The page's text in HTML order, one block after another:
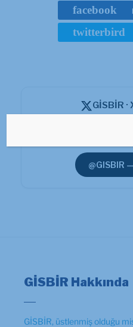
facebook
twitterbird
GİSBİR
@GISBIR
GİSBİR Hakkında
GİSBİR, üstlenmiş olduğu